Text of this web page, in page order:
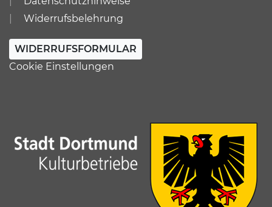
Widerrufsbelehrung
WIDERRUFSFORMULAR
Cookie Einstellungen